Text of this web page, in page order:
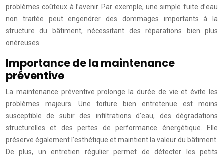
problèmes coûteux à l’avenir. Par exemple, une simple fuite d’eau
non traitée peut engendrer des dommages importants à la
structure du bâtiment, nécessitant des réparations bien plus
onéreuses.
Importance de la maintenance
préventive
La maintenance préventive prolonge la durée de vie et évite les
problèmes majeurs. Une toiture bien entretenue est moins
susceptible de subir des infiltrations d’eau, des dégradations
structurelles et des pertes de performance énergétique. Elle
préserve également l’esthétique et maintient la valeur du bâtiment.
De plus, un entretien régulier permet de détecter les petits